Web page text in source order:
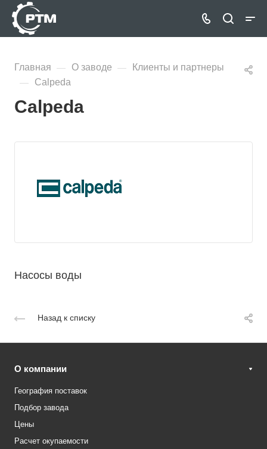
Главная — О заводе —
Клиенты и партнеры
—
Calpeda
Calpeda
Насосы воды
Назад к списку
О компании
География поставок
Подбор завода
Цены
Расчет окупаемости